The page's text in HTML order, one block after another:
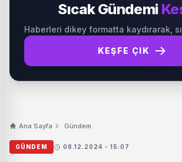
Sıcak Gündemi
Haberleri dikey formatta kaydırarak,
KEŞFE ÇIK
Ana Sayfa Gündem
GÜNDEM 08.12.2024 - 15:07